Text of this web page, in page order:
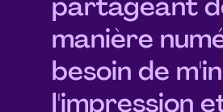
manière
besoin de
l'impression